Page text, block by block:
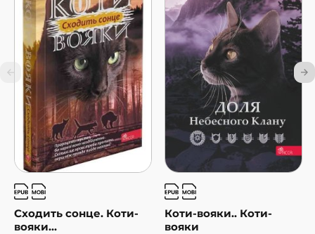
Сходить сонце. Коти-
вояки...
Коти-вояки.. Коти-
вояки